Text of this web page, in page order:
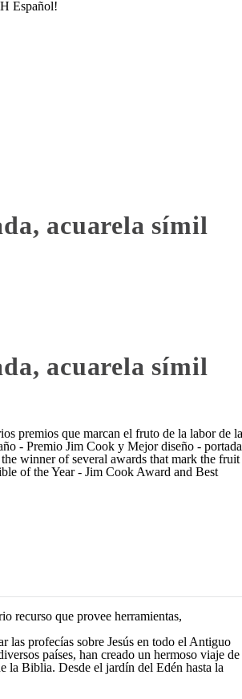
Español!
acuarela símil
acuarela símil
premios que marcan el fruto de la labor de
- Premio Jim Cook y Mejor diseño -
winner of several awards that mark the
of the Year - Jim Cook Award and Best
recurso que provee herramientas,
las profecías sobre Jesús en todo el Antiguo
países, han creado un hermoso viaje de
la Biblia. Desde el jardín del Edén hasta la